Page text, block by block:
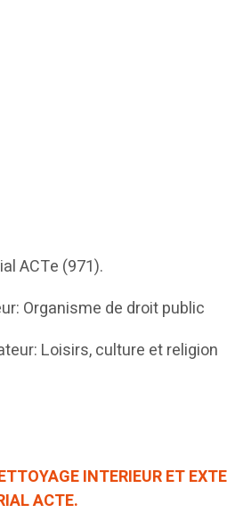
ACTe (971).
Organisme de droit public
Loisirs, culture et religion
INTERIEUR ET
ACTE.